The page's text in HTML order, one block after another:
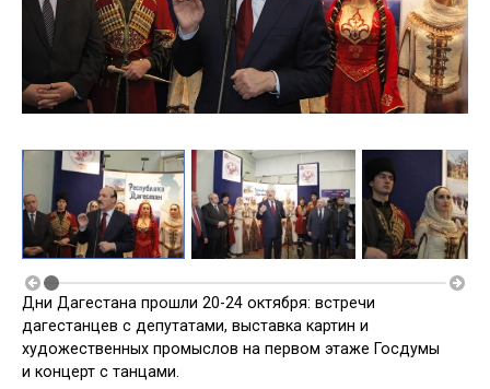
Дни Дагестана прошли 20-24 октября: встречи
дагестанцев с депутатами, выставка картин и
художественных промыслов на первом этаже Госдумы
и концерт с танцами.